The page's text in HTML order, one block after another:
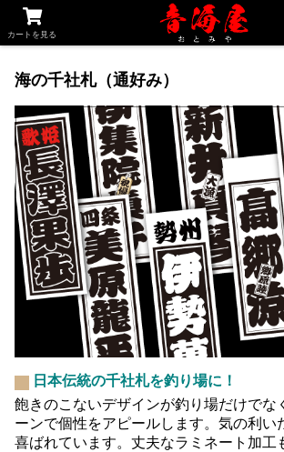
釣り専科 家紋専科 千社札専科
海の千社札（通好み）
日本伝統の千社札を釣り場に！
飽きのこないデザインが釣り場だけでな
ーンで個性をアピールします。気の利い
喜ばれています。丈夫なラミネート加工
カートを見る